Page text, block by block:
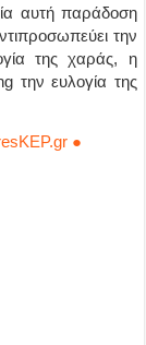
αυτή παράδοση
την
της χαράς, η
την ευλογία της
●